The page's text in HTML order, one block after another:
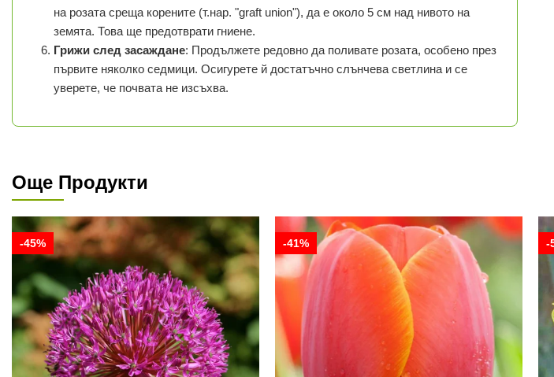
на розата среща корените (т.нар. "graft union"), да е около 5 см над нивото на
земята. Това ще предотврати гниене.
Грижи след засаждане: Продължете редовно да поливате розата, особено през
първите няколко седмици. Осигурете й достатъчно слънчева светлина и се
уверете, че почвата не изсъхва.
Още Продукти
-45% -41% -